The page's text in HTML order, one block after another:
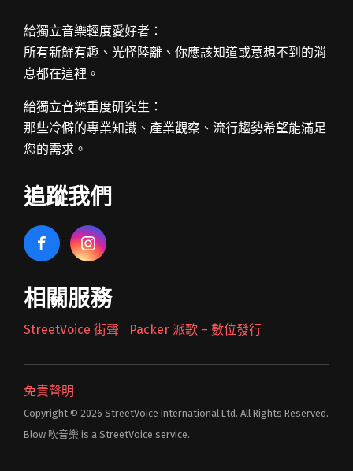
給獨立音樂輕度愛好者：
所有新鮮有趣、光怪陸離、你應該知道或意想不到的消
息都在這裡。
給獨立音樂重度研究生：
那些冷僻的專業知識、產業觀察、流行趨勢希望能滿足
您的需求。
追蹤我們
相關服務
StreetVoice 街聲 Packer 派歌 – 數位發行
免責聲明
Copyright © 2026 StreetVoice International Ltd. All Rights Reserved.
Blow 吹音樂 is a StreetVoice service.